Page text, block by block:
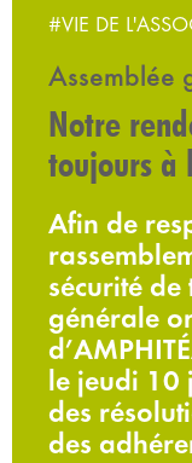
#VIE DE
Assemblée
Notre
toujours à
Afin de
sécurité de
générale
le jeudi 10
des
des